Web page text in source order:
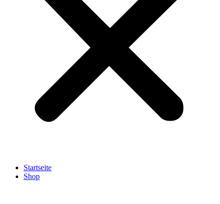
Startseite
Shop